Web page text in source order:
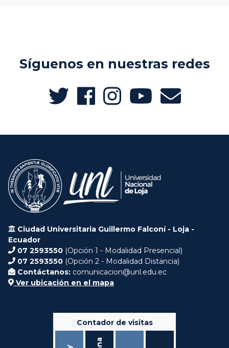
Síguenos en nuestras redes
Ciudad Universitaria Guillermo Falconí - Loja -
Ecuador
07 2593550 (Opción 1 - Modalidad Presencial)
07 2593550 (Opción 2 - Modalidad Distancia)
Contáctanos: comunicacion@unl.edu.ec
Ver ubicación en el mapa
Contador de visitas